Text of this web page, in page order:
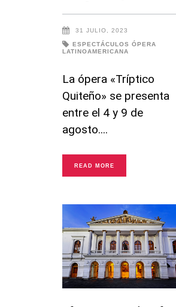
31 JULIO, 2023
ESPECTÁCULOS ÓPERA
LATINOAMERICANA
La ópera «Tríptico
Quiteño» se presenta
entre el 4 y 9 de
agosto.
READ MORE